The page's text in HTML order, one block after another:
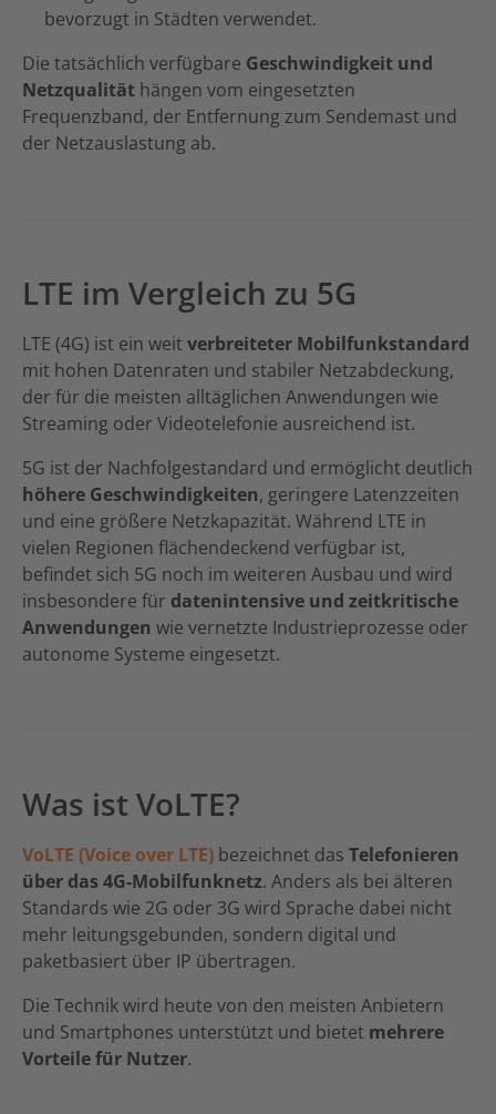
bevorzugt in Städten verwendet.
Die tatsächlich verfügbare Geschwindigkeit und
Netzqualität hängen vom eingesetzten
Frequenzband, der Entfernung zum Sendemast und
der Netzauslastung ab.
LTE im Vergleich zu 5G
LTE (4G) ist ein weit verbreiteter Mobilfunkstandard
mit hohen Datenraten und stabiler Netzabdeckung,
der für die meisten alltäglichen Anwendungen wie
Streaming oder Videotelefonie ausreichend ist.
5G ist der Nachfolgestandard und ermöglicht deutlich
höhere Geschwindigkeiten, geringere Latenzzeiten
und eine größere Netzkapazität. Während LTE in
vielen Regionen flächendeckend verfügbar ist,
befindet sich 5G noch im weiteren Ausbau und wird
insbesondere für datenintensive und zeitkritische
Anwendungen wie vernetzte Industrieprozesse oder
autonome Systeme eingesetzt.
Was ist VoLTE?
VoLTE (Voice over LTE) bezeichnet das Telefonieren
über das 4G-Mobilfunknetz. Anders als bei älteren
Standards wie 2G oder 3G wird Sprache dabei nicht
mehr leitungsgebunden, sondern digital und
paketbasiert über IP übertragen.
Die Technik wird heute von den meisten Anbietern
und Smartphones unterstützt und bietet mehrere
Vorteile für Nutzer.